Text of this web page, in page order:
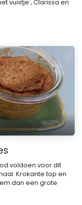
vuistje', Clarissa en
voldoen voor dit
Krokante top en
dan een grote